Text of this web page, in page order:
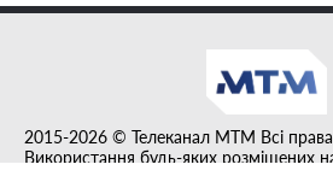
2015-2026 © Телеканал MTM Всі
Використання будь-яких розміщених на